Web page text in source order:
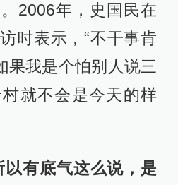
2006年，史国民在
时表示，“不干事肯
果我是个怕别人说三
就不会是今天的样
以有底气这么说，是